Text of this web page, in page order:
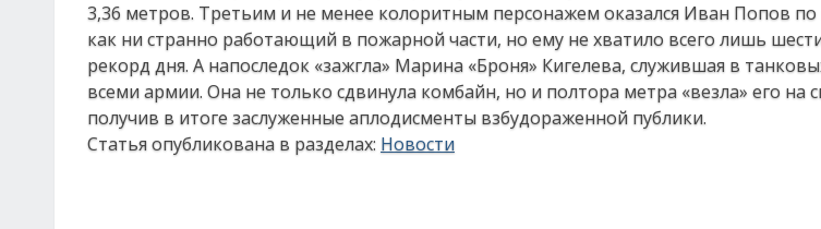
3,36 метров. Третьим и не менее колоритным персонажем оказался Иван Попов
как ни странно работающий в пожарной части, но ему не хватило всего лишь
рекорд дня. А напоследок «зажгла» Марина «Броня» Кигелева, служившая в
всеми армии. Она не только сдвинула комбайн, но и полтора метра «везла» его на
получив в итоге заслуженные аплодисменты взбудораженной публики.
Статья опубликована в разделах: Новости